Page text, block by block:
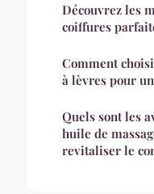
Découvrez les
coiffures
Comment
à lèvres pour
Quels sont les
huile de
revitaliser le